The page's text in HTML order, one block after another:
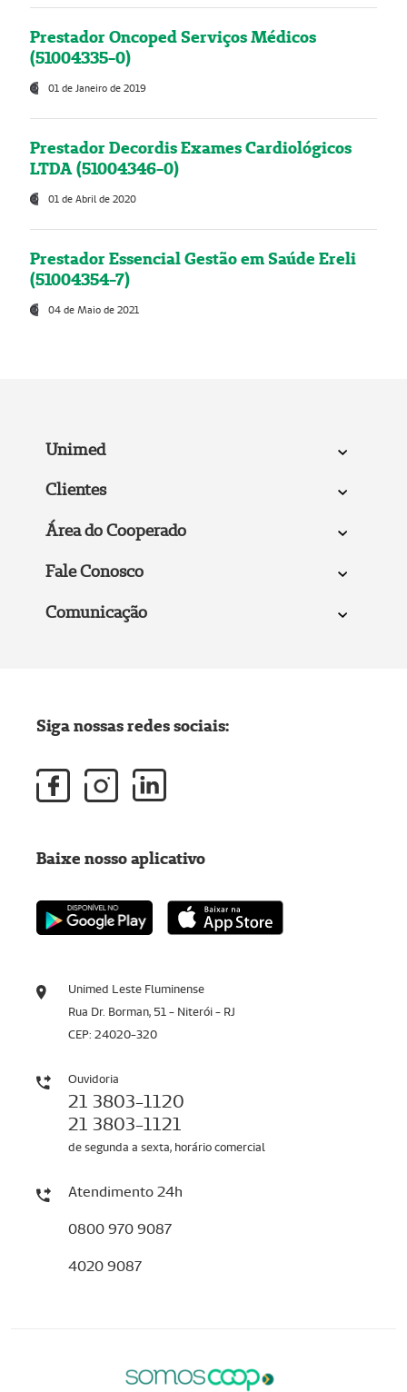
Prestador Oncoped Serviços Médicos
(51004335-0)
01 de Janeiro de 2019
Prestador Decordis Exames Cardiológicos
LTDA (51004346-0)
01 de Abril de 2020
Prestador Essencial Gestão em Saúde Ereli
(51004354-7)
04 de Maio de 2021
Unimed
Clientes
Área do Cooperado
Fale Conosco
Comunicação
Unimed Leste Fluminense
Rua Dr. Borman, 51 - Niterói - RJ
CEP: 24020-320
Ouvidoria
21 3803-1120
21 3803-1121
de segunda a sexta, horário comercial
Atendimento 24h
0800 970 9087
4020 9087
Siga nossas redes sociais:
Baixe nosso aplicativo